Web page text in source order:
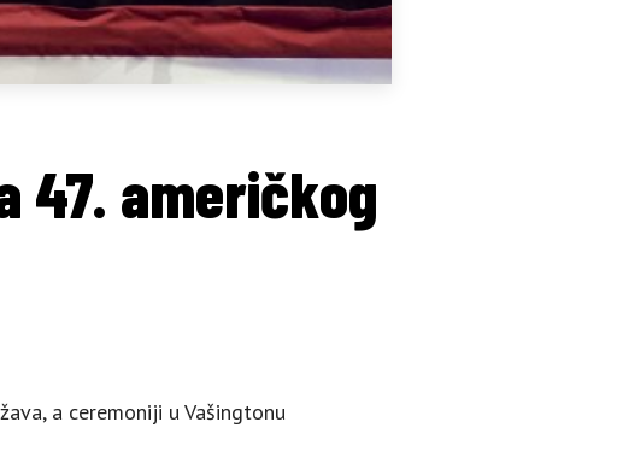
47. američkog
a ceremoniji u Vašingtonu